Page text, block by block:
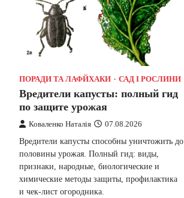
ПОРАДИ ТА ЛАФЙХАКИ САД І РОСЛИНИ
Вредители капусты: полный гид
по защите урожая
Коваленко Наталія 07.08.2026
Вредители капусты способны уничтожить до
половины урожая. Полный гид: виды,
признаки, народные, биологические и
химические методы защиты, профилактика
и чек-лист огородника.